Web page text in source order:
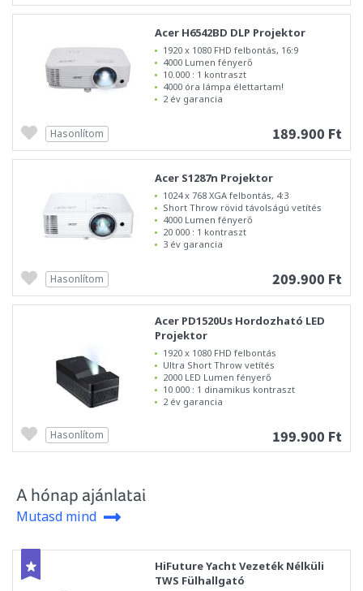
Acer H6542BD DLP Projektor
1920 x 1080 FHD felbontás, 16:9
4000 Lumen fényerő
10.000 : 1 kontraszt
4000 óra lámpa élettartam!
2 év garancia
189.900 Ft
Hasonlítom
Acer S1287n Projektor
1024 x 768 XGA felbontás, 4:3
Short Throw rövid távolságú vetítés
4000 Lumen fényerő
20 000 : 1 kontraszt
3 év garancia
209.900 Ft
Hasonlítom
Acer PD1520Us Hordozható LED
Projektor
1920 x 1080 FHD felbontás
Ultra Short Throw vetítés
2000 LED Lumen fényerő
10 000 : 1 dinamikus kontraszt
2 év garancia
199.900 Ft
Hasonlítom
A hónap ajánlatai
Mutasd mind
HiFuture Yacht Vezeték Nélküli
TWS Fülhallgató